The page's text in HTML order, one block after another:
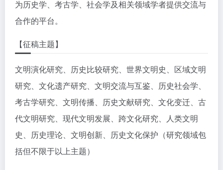
为历史学、考古学、社会学及相关领域学者提供交流与
合作的平台。
【征稿主题】
文明演化研究、历史比较研究、世界文明史、区域文明
研究、文化遗产研究、文明交流与互鉴、历史社会学、
考古学研究、文明传播、历史文献研究、文化变迁、古
代文明研究、现代文明发展、跨文化研究、人类文明
史、历史理论、文明创新、历史文化保护（研究领域包
括但不限于以上主题）